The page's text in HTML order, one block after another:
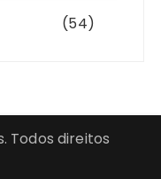
(54)
Todos direitos